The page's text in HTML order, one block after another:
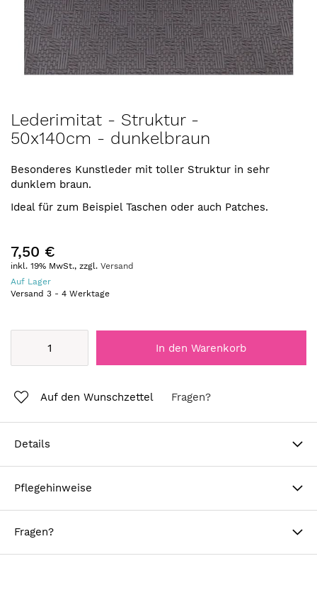
Anfang
der
springen
Lederimitat - Struktur -
50x140cm - dunkelbraun
Besonderes Kunstleder mit toller Struktur in sehr
dunklem braun.
Ideal für zum Beispiel Taschen oder auch Patches.
7,50 €
inkl. 19% MwSt., zzgl. Versand
Auf Lager
Versand 3 - 4 Werktage
In den Warenkorb
Auf den Wunschzettel Fragen?
Details
Pflegehinweise
Fragen?